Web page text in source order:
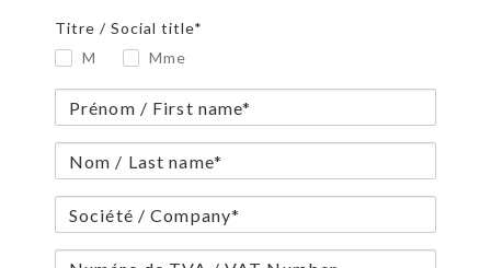
Titre / Social title*
M
Mme